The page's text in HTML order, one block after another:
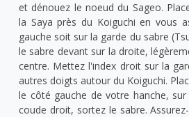
et dénouez le noeud du Sageo.
la Saya près du Koiguchi en vous
gauche soit sur la garde du sabre
le sabre devant sur la droite,
centre. Mettez l'index droit sur la
autres doigts autour du Koiguchi.
le côté gauche de votre hanche,
coude droit, sortez le sabre.